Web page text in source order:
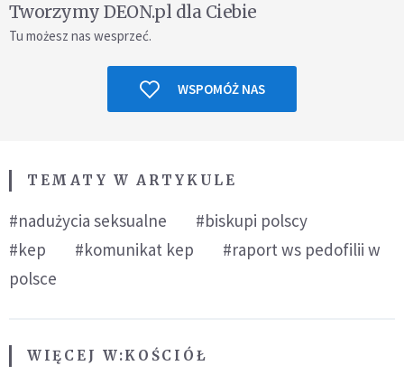
Tworzymy DEON.pl dla Ciebie
Tu możesz nas wesprzeć.
WSPOMÓŻ NAS
TEMATY W ARTYKULE
#nadużycia seksualne
#biskupi polscy
#kep
#komunikat kep
#raport ws pedofilii w
polsce
WIĘCEJ W:KOŚCIÓŁ